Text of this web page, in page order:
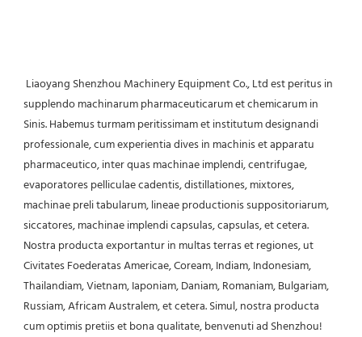
supplendo machinarum pharmaceuticarum et chemicarum in
Sinis. Habemus turmam peritissimam et institutum designandi
professionale, cum experientia dives in machinis et apparatu
pharmaceutico, inter quas machinae implendi, centrifugae,
evaporatores pelliculae cadentis, distillationes, mixtores,
machinae preli tabularum, lineae productionis suppositoriarum,
siccatores, machinae implendi capsulas, capsulas, et cetera.
Nostra producta exportantur in multas terras et regiones, ut
Civitates Foederatas Americae, Coream, Indiam, Indonesiam,
Thailandiam, Vietnam, Iaponiam, Daniam, Romaniam, Bulgariam,
Russiam, Africam Australem, et cetera. Simul, nostra producta
cum optimis pretiis et bona qualitate, benvenuti ad Shenzhou!